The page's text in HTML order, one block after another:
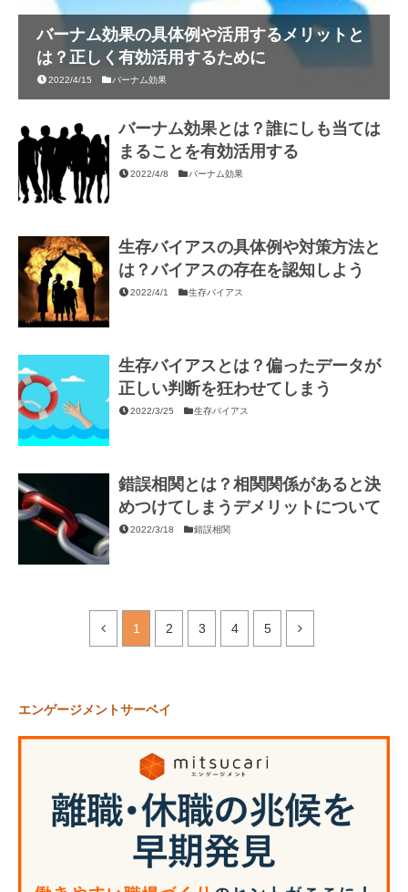
バーナム効果の具体例や活用するメリットと
は？正しく有効活用するために
2022/4/15 バーナム効果
バーナム効果とは？誰にしも当ては
まることを有効活用する
2022/4/8 バーナム効果
生存バイアスの具体例や対策方法と
は？バイアスの存在を認知しよう
2022/4/1 生存バイアス
生存バイアスとは？偏ったデータが
正しい判断を狂わせてしまう
2022/3/25 生存バイアス
錯誤相関とは？相関関係があると決
めつけてしまうデメリットについて
2022/3/18 錯誤相関
1 2 3 4 5
エンゲージメントサーベイ